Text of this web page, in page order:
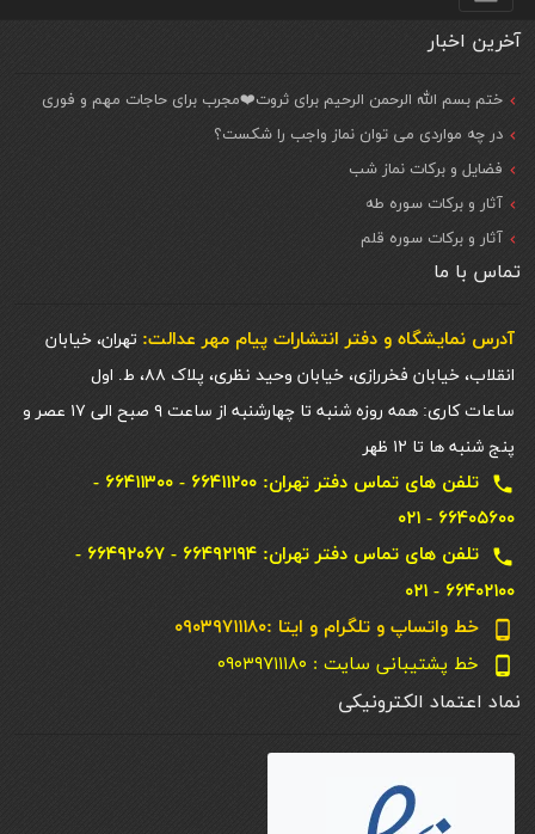
آخرین اخبار
ختم بسم الله الرحمن الرحیم برای ثروت❤️مجرب برای حاجات مهم و فوری
در چه مواردی می توان نماز واجب را شکست؟
فضایل و برکات نماز شب
آثار و برکات سوره طه
آثار و برکات سوره قلم
تماس با ما
آدرس نمایشگاه و دفتر انتشارات پيام مهر عدالت: تهران، خیابان
انقلاب، خیابان فخررازی، خیابان وحید نظری، پلاک ۸۸، ط. اول
ساعات کاری: همه روزه شنبه تا چهارشنبه از ساعت ۹ صبح الی ۱۷ عصر و
پنج شنبه ها تا ۱۲ ظهر
local_phone
تلفن های تماس دفتر تهران: ۶۶۴۱۱۲۰۰ - ۶۶۴۱۱۳۰۰ -
۶۶۴۰۵۶۰۰ - ۰۲۱
local_phone
تلفن های تماس دفتر تهران: ۶۶۴۹۲۱۹۴ - ۶۶۴۹۲۰۶۷ -
۶۶۴۰۲۱۰۰ - ۰۲۱
phone_android خط واتساپ و تلگرام و ایتا :۰۹۰۳۹۷۱۱۱۸۰
phone_android خط پشتیبانی سایت : ۰۹۰۳۹۷۱۱۱۸۰
نماد اعتماد الکترونیکی